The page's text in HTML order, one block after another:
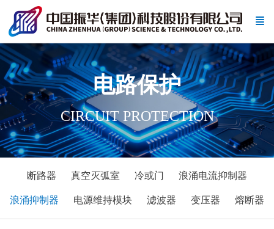
电路保护
CIRCUIT PROTECTION
断路器 真空灭弧室 冷或门 浪涌电流抑制器
浪涌抑制器 电源维持模块 滤波器 变压器 熔断器